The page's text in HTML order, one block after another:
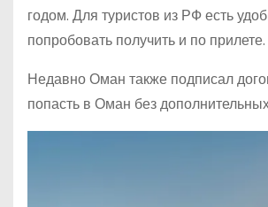
годом. Для туристов из РФ есть
попробовать получить и по
Недавно Оман также подписал
попасть в Оман без